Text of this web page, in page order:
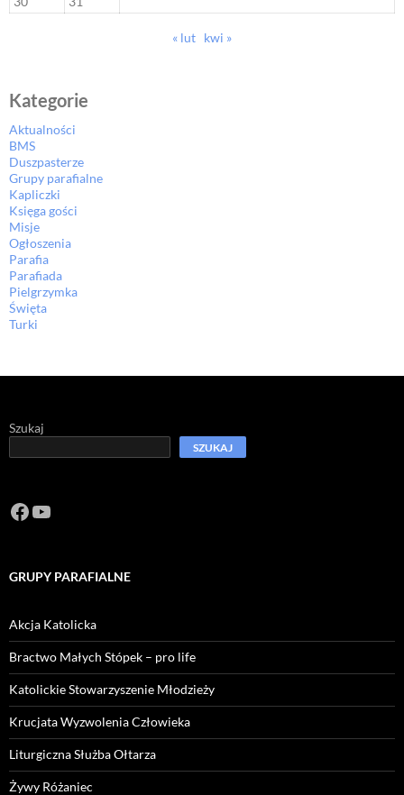
« lut kwi »
Kategorie
Aktualności
BMS
Duszpasterze
Grupy parafialne
Kapliczki
Księga gości
Misje
Ogłoszenia
Parafia
Parafiada
Pielgrzymka
Święta
Turki
Szukaj
SZUKAJ
Facebook
https://www.youtube.com/channel/
GRUPY PARAFIALNE
Akcja Katolicka
Bractwo Małych Stópek – pro life
Katolickie Stowarzyszenie Młodzieży
Krucjata Wyzwolenia Człowieka
Liturgiczna Służba Ołtarza
Żywy Różaniec